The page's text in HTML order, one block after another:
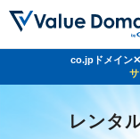
ドメイントップ
レンタルサーバー
co.jpドメイン✕
レンタ